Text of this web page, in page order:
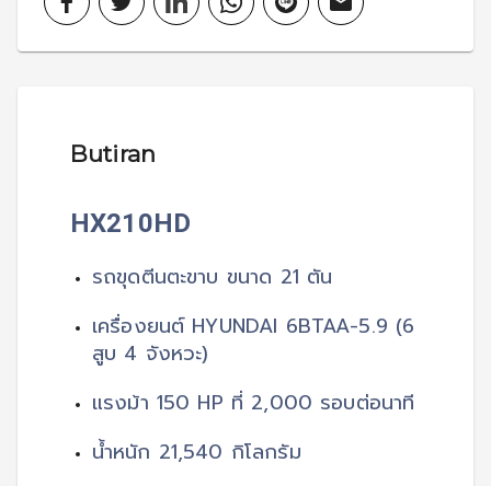
Butiran
HX210HD
รถขุดตีนตะขาบ ขนาด 21 ตัน
เครื่องยนต์ HYUNDAI 6BTAA-5.9 (6
สูบ 4 จังหวะ)
แรงม้า 150 HP ที่ 2,000 รอบต่อนาที
น้ำหนัก 21,540 กิโลกรัม